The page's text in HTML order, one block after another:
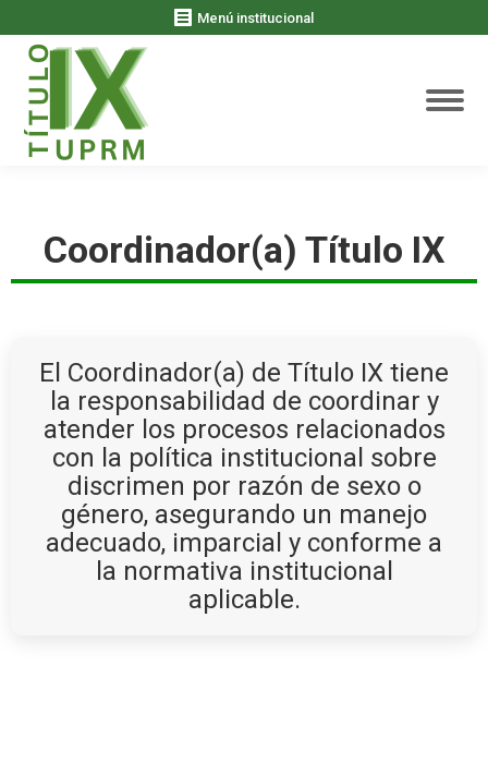
Menú institucional
Coordinador(a) Título IX
El Coordinador(a) de Título IX tiene
la responsabilidad de coordinar y
atender los procesos relacionados
con la política institucional sobre
discrimen por razón de sexo o
género, asegurando un manejo
adecuado, imparcial y conforme a
la normativa institucional
aplicable.